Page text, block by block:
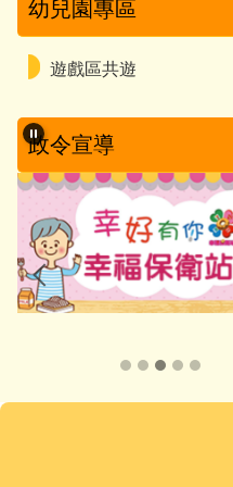
幼兒園專區
遊戲區共遊
政令宣導